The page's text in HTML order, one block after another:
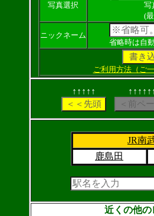
写真選択
写
(
ニックネーム
省略時は自
ご利用方法（ご
↑↑↑↑↑
JR南
鹿島田
近くの他の